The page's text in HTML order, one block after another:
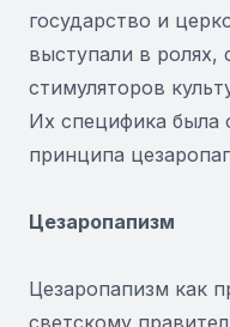
государство и
выступали в ролях,
стимуляторов
Их специфика была
принципа
Цезаропапизм
Цезаропапизм как
светскому